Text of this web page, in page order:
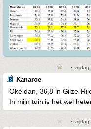
• vrijdag
Kanaroe
Oké dan, 36,8 in Gilze-
In mijn tuin is het wel
•